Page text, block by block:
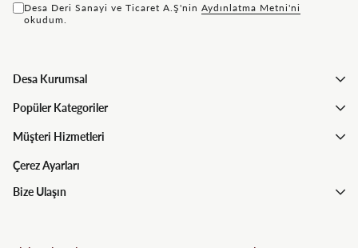
Desa Deri Sanayi ve Ticaret A.Ş'nin Aydınlatma Metni'ni
okudum.
Desa Kurumsal
Popüler Kategoriler
Müşteri Hizmetleri
Çerez Ayarları
Bize Ulaşın